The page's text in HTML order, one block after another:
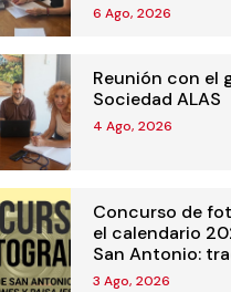
6 Ago, 2026
Reunión con el
Sociedad ALAS
4 Ago, 2026
Concurso de
el calendario
San Antonio:
paisajes»
3 Ago, 2026